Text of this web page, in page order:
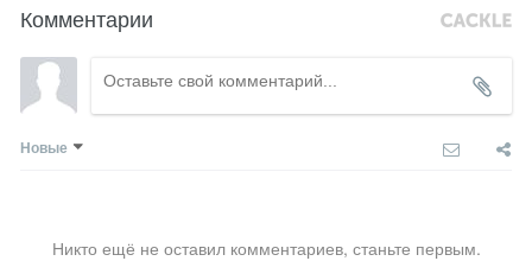
Комментарии
Новые
Никто ещё не оставил комментариев, станьте первым.